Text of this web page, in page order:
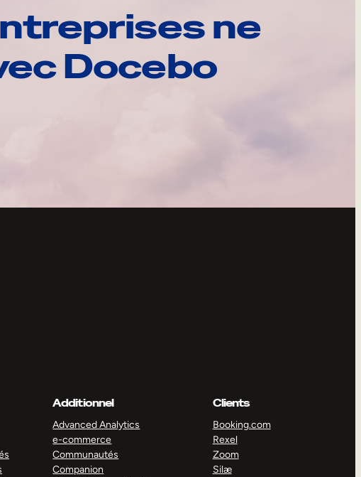
ne
Docebo
Additionnel
Advanced Analytics
e-commerce
Communautés
Companion
Clients
Booking.com
Rexel
Zoom
Silæ